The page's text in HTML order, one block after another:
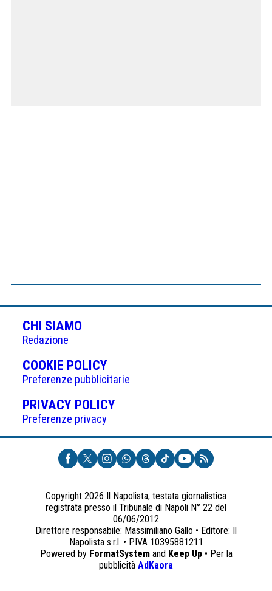
CHI SIAMO
Redazione
COOKIE POLICY(APRE
IN
UNA
NUOVA
Preferenze pubblicitarie
PRIVACY POLICY(APRE
UNA
NUOVA
SCHEDA)
Preferenze privacy
Copyright 2026 Il Napolista, testata giornalistica
registrata presso il Tribunale di Napoli N° 22 del
06/06/2012
Direttore responsabile: Massimiliano Gallo • Editore: Il
Napolista s.r.l. • P.IVA 10395881211
Powered by FormatSystemand Keep Up• Per la
pubblicità AdKaora